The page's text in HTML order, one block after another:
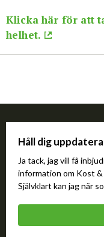
Klicka här för att
helhet.
Håll dig
Ja tack, jag vill få
information om Kost
Självklart kan jag när